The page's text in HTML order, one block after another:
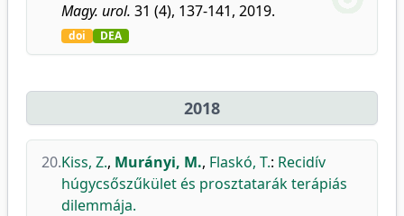
Magy. urol. 31 (4), 137-141, 2019.
doi DEA
2018
20.Kiss, Z., Murányi, M., Flaskó, T.: Recidív
húgycsőszűkület és prosztatarák terápiás
dilemmája.